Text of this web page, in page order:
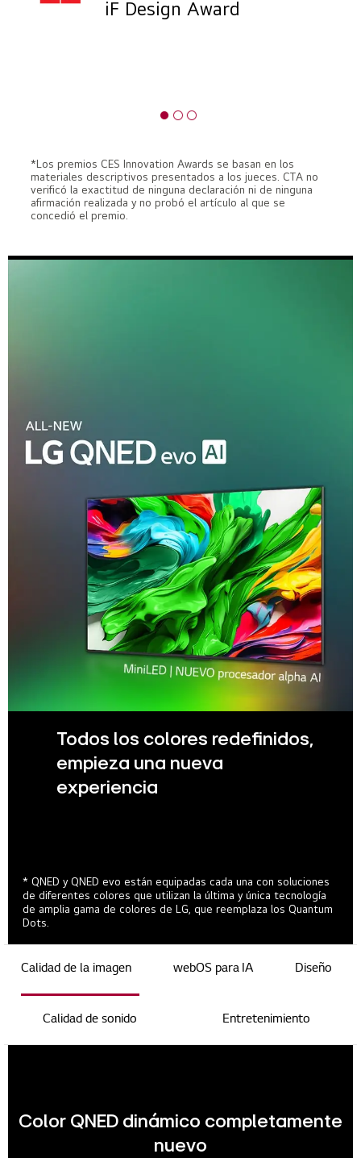
iF Design Award
*Los premios CES Innovation Awards se basan en los
materiales descriptivos presentados a los jueces. CTA no
verificó la exactitud de ninguna declaración ni de ninguna
afirmación realizada y no probó el artículo al que se
concedió el premio.
Todos los colores redefinidos,
empieza una nueva
experiencia
* QNED y QNED evo están equipadas cada una con soluciones
de diferentes colores que utilizan la última y única tecnología
de amplia gama de colores de LG, que reemplaza los Quantum
Dots.
Calidad de la imagen webOS para IA Diseño
Calidad de sonido Entretenimiento
Color QNED dinámico completamente
nuevo